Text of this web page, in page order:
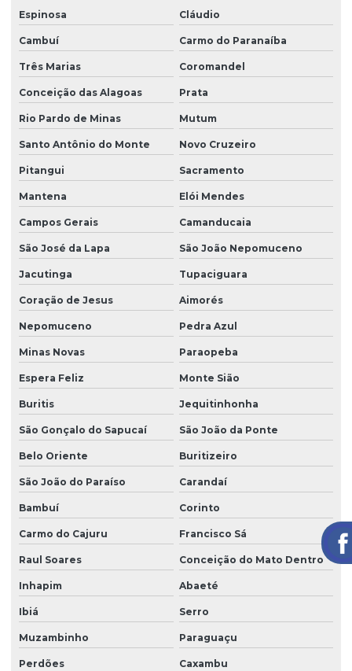
Espinosa Cláudio
Cambuí Carmo do Paranaíba
Três Marias Coromandel
Conceição das Alagoas Prata
Rio Pardo de Minas Mutum
Santo Antônio do Monte Novo Cruzeiro
Pitangui Sacramento
Mantena Elói Mendes
Campos Gerais Camanducaia
São José da Lapa São João Nepomuceno
Jacutinga Tupaciguara
Coração de Jesus Aimorés
Nepomuceno Pedra Azul
Minas Novas Paraopeba
Espera Feliz Monte Sião
Buritis Jequitinhonha
São Gonçalo do Sapucaí São João da Ponte
Belo Oriente Buritizeiro
São João do Paraíso Carandaí
Bambuí Corinto
Carmo do Cajuru Francisco Sá
Raul Soares Conceição do Mato Dentro
Inhapim Abaeté
Ibiá Serro
Muzambinho Paraguaçu
Perdões Caxambu